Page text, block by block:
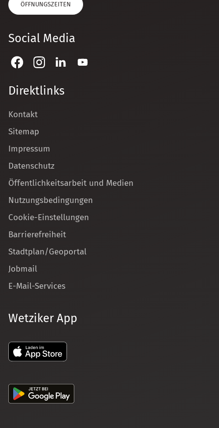
ÖFFNUNGSZEITEN
Social Media
Direktlinks
Kontakt
Sitemap
Impressum
Datenschutz
Öffentlichkeitsarbeit und Medien
Nutzungsbedingungen
Cookie-Einstellungen
Barrierefreiheit
Stadtplan/Geoportal
Jobmail
E-Mail-Services
Wetziker App